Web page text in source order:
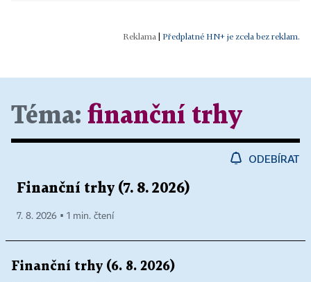
Předplatné HN+ je zcela bez reklam.
Téma: finanční trhy
ODEBÍRAT
Finanční trhy (7. 8. 2026)
7. 8. 2026 ▪ 1 min. čtení
Finanční trhy (6. 8. 2026)